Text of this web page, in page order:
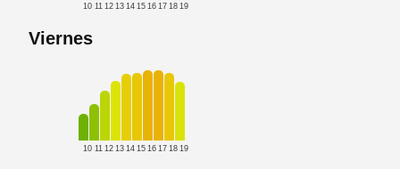
10 11 12 13 14 15 16 17 18 19
Viernes
10 11 12 13 14 15 16 17 18 19